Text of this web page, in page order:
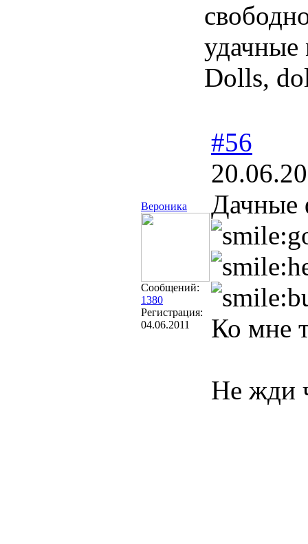
удачные
Dolls,
Вероника
Сообщений:
1380
Регистрация:
04.06.2011
#56
Дачные
Ко мне
Не жди